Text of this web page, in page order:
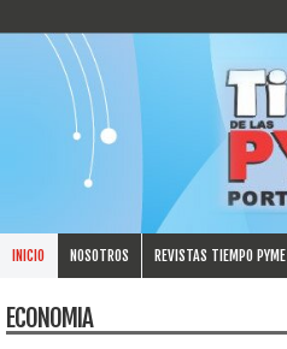
INICIO NOSOTROS REVISTAS TIEMPO PYME
ECONOMIA